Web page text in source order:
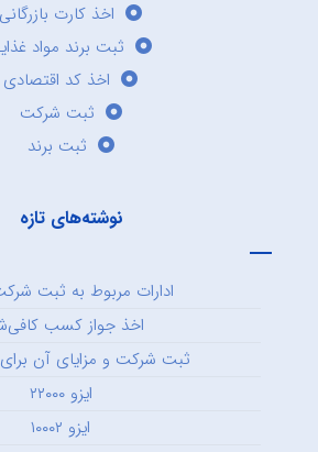
اخذ کارت بازرگانی
ثبت برند مواد
اخذ کد اقتصادی
ثبت شرکت
ثبت برند
نوشته‌های تازه
ادارات مربوط به ثبت
اخذ جواز کسب
ثبت شرکت و مزایای آن برای
ایزو ۲۲۰۰۰
ایزو ۱۰۰۰۲